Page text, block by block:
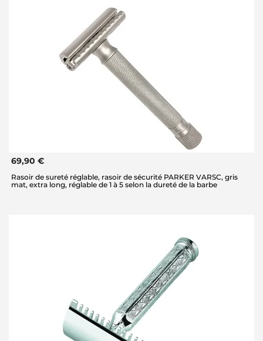
69,90 €
Rasoir de sureté réglable, rasoir de sécurité PARKER VARSC, gris
mat, extra long, réglable de 1 à 5 selon la dureté de la barbe